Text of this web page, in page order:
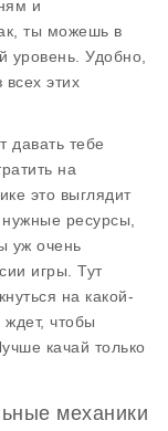
и
ты можешь в
уровень. Удобно,
этих
тебе
на
это выглядит
ресурсы,
уж очень
игры. Тут
на какой-
чтобы
качай только
механики